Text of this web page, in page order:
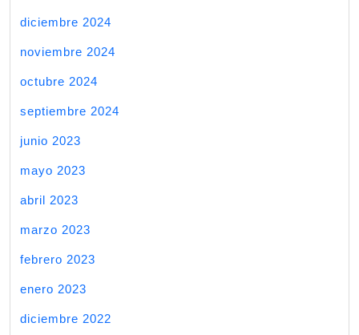
diciembre 2024
noviembre 2024
octubre 2024
septiembre 2024
junio 2023
mayo 2023
abril 2023
marzo 2023
febrero 2023
enero 2023
diciembre 2022